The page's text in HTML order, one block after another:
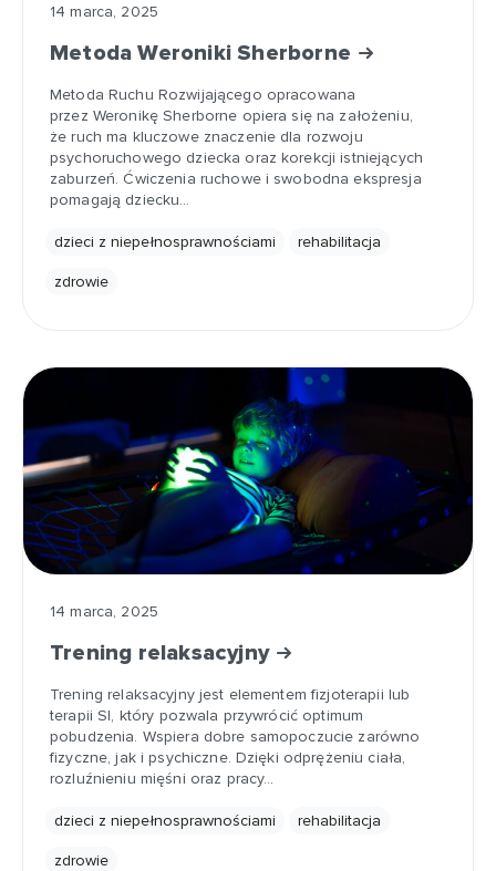
14 marca, 2025
Metoda Weroniki Sherborne
Metoda Ruchu Rozwijającego opracowana
przez Weronikę Sherborne opiera się na założeniu,
że ruch ma kluczowe znaczenie dla rozwoju
psychoruchowego dziecka oraz korekcji istniejących
zaburzeń. Ćwiczenia ruchowe i swobodna ekspresja
pomagają dziecku…
dzieci z niepełnosprawnościami rehabilitacja
zdrowie
14 marca, 2025
Trening relaksacyjny
Trening relaksacyjny jest elementem fizjoterapii lub
terapii SI, który pozwala przywrócić optimum
pobudzenia. Wspiera dobre samopoczucie zarówno
fizyczne, jak i psychiczne. Dzięki odprężeniu ciała,
rozluźnieniu mięśni oraz pracy…
dzieci z niepełnosprawnościami rehabilitacja
zdrowie